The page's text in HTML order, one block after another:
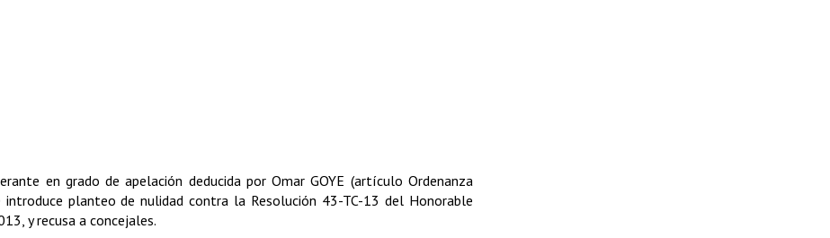
en grado de apelación deducida por Omar GOYE (artículo Ordenanza
planteo de nulidad contra la Resolución 43-TC-13 del Honorable
y recusa a concejales.